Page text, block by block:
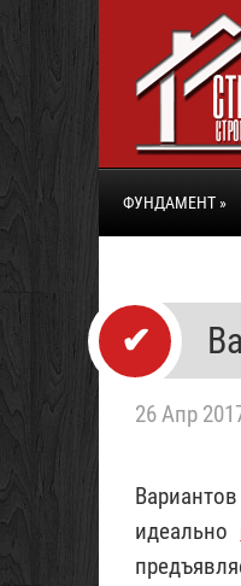
ФУНДАМЕНТ »
26 Апр
идеально